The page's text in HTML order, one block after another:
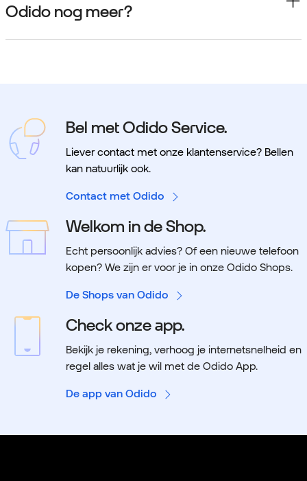
Odido nog meer?
Bel met Odido Service.
Liever contact met onze klantenservice? Bellen
kan natuurlijk ook.
Contact met Odido
Welkom in de Shop.
Echt persoonlijk advies? Of een nieuwe telefoon
kopen? We zijn er voor je in onze Odido Shops.
De Shops van Odido
Check onze app.
Bekijk je rekening, verhoog je internetsnelheid en
regel alles wat je wil met de Odido App.
De app van Odido